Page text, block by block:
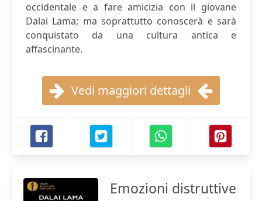
occidentale e a fare amicizia con il giovane
Dalai Lama; ma soprattutto conoscerà e sarà
conquistato da una cultura antica e
affascinante.
Vedi maggiori dettagli
Emozioni distruttive